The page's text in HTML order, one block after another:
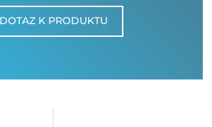
DOTAZ K PRODUKTU